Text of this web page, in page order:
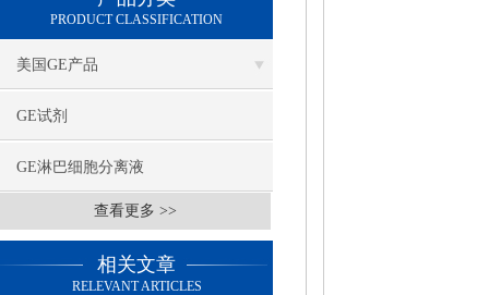
PRODUCT CLASSIFICATION
美国GE产品
GE试剂
GE淋巴细胞分离液
查看更多 >>
相关文章
RELEVANT ARTICLES